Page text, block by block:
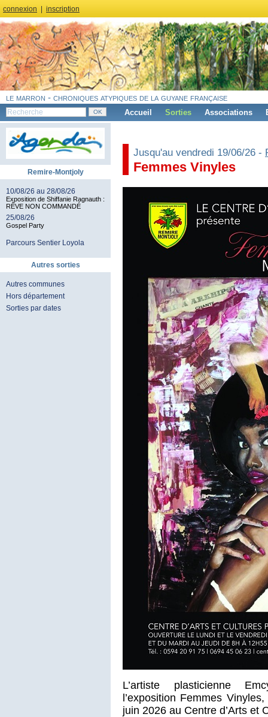
connexion inscription
le marron - chroniques atypiques de la guyane française
Accueil Sorties Associations
Remire-Montjoly
10/08/26 au 28/08/26
Exposition de Shiffanie Ragnauth :
RÊVE NON COMMANDÉ
25/08/26
Gospel Party
Parcours Sentier Loyola
Autres sorties
Autres communes
Hors département
Sorties par dates
Jusqu'au vendredi 19/06/26 -
Femmes Vinyles
L’artiste plasticienne
l’exposition Femmes
juin 2026 au Centre d’Arts et